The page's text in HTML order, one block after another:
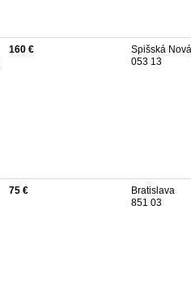
160 €
Spišská
053 13
75 €
Bratislava
851 03